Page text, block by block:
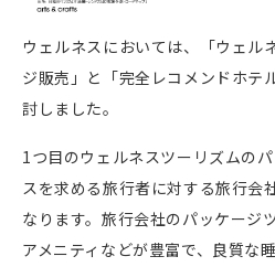
ウェルネスにおいては、「ウェル
ジ販売」と「完全レコメンドホテ
討しました。
1 つ目のウェルネスツーリズムの
スを求める旅行者に対する旅行会
なります。旅行会社のパッケージ
アメニティなどが豊富で、良質な